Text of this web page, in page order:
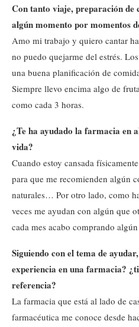
Con tanto viaje, preparación
algún momento por momentos
Amo mi trabajo y quiero cantar
no puedo quejarme del estrés.
una buena planificación de
Siempre llevo encima algo de
como cada 3 horas.
¿Te ha ayudado la farmacia en
vida?
Cuando estoy cansada
para que me recomienden algún
naturales… Por otro lado, como
veces me ayudan con algún que
cada mes acabo comprando
Siguiendo con el tema de
experiencia en una farmacia?
referencia?
La farmacia que está al lado de
farmacéutica me conoce desde